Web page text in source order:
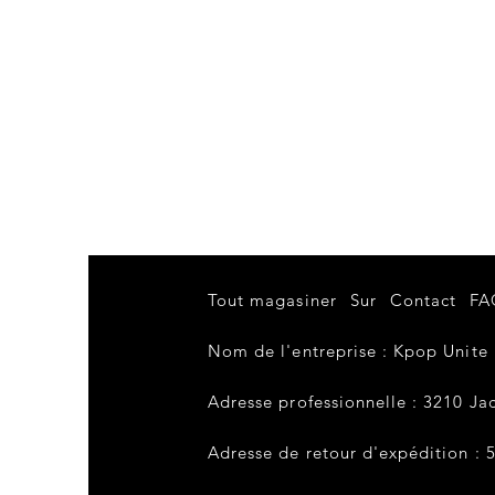
Tout magasiner Sur Contact
Nom de l'entreprise : Kpop Unite
Adresse professionnelle : 3210
Adresse de retour d'expédition :